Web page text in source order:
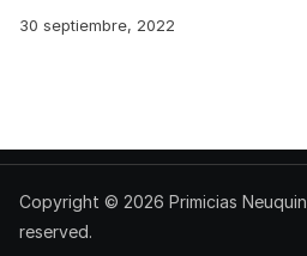
30 septiembre, 2022
Copyright © 2026 Primicias
reserved.